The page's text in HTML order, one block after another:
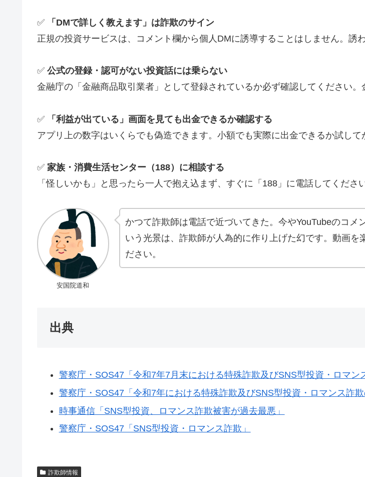
✅
「DMで詳しく教えます」は詐欺のサイン
正規の投資サービスは、コメント欄から個人DMに誘導することはしません。誘
✅ 公式の登録・認可がない投資話には乗らない
金融庁の「金融商品取引業者」として登録されているか必ず確認してください。
✅
「利益が出ている」画面を見ても出金できるか確認する
アプリ上の数字はいくらでも偽造できます。小額でも実際に出金できるか試して
✅ 家族・消費生活センター（188）に相談する
「怪しいかも」と思ったら一人で抱え込まず、すぐに「188」に電話してくださ
安国院道和
かつて詐欺師は電話で近づいてきた。今やYouTubeのコ
いう光景は、詐欺師が人為的に作り上げた幻です。動画
ださい。
出典
警察庁・SOS47「令和7年7月末における特殊詐欺及びSNS型投資・ロマン
警察庁・SOS47「令和7年における特殊詐欺及びSNS型投資・ロマンス詐
時事通信「SNS型投資、ロマンス詐欺被害が過去最悪」
警察庁・SOS47「SNS型投資・ロマンス詐欺」
詐欺師情報